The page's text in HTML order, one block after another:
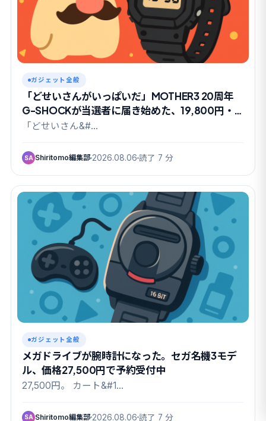
ガジェット全般
「どせいさんがいっぱいだ」MOTHER3 20周年
G-SHOCKが当選者に届き始めた、19,800円・
抽選限定の理由
「どせいさん&#…
SA Shiritomo編集部 2026.08.06 読了 7 分
ガジェット全般
メガドライブが腕時計になった。セガ名機3モデ
ル、価格27,500円で予約受付中
27,500円。 カート&#1…
SA Shiritomo編集部 2026.08.06 読了 7 分